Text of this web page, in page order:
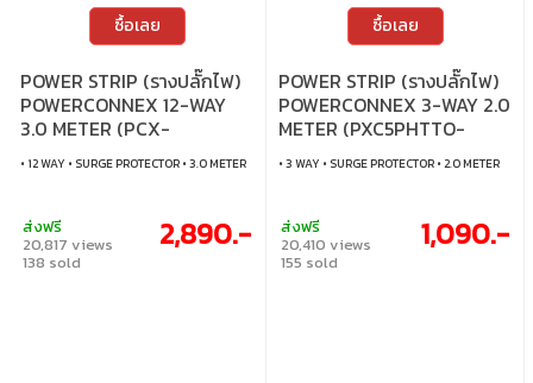
ซื้อเลย
POWER STRIP (รางปลั๊กไฟ)
POWERCONNEX 12-WAY
3.0 METER (PCX-
C5PVTTS-TS12)
• 12 WAY • SURGE PROTECTOR • 3.0 METER
ส่งฟรี
20,817 views
138 sold
2,890.-
ซื้อเลย
POWER STRIP (รางปลั๊กไฟ)
POWERCONNEX 3-WAY 2.0
METER (PXC5PHTTO-
TS03)
• 3 WAY • SURGE PROTECTOR • 2.0 METER
ส่งฟรี
20,410 views
155 sold
1,090.-